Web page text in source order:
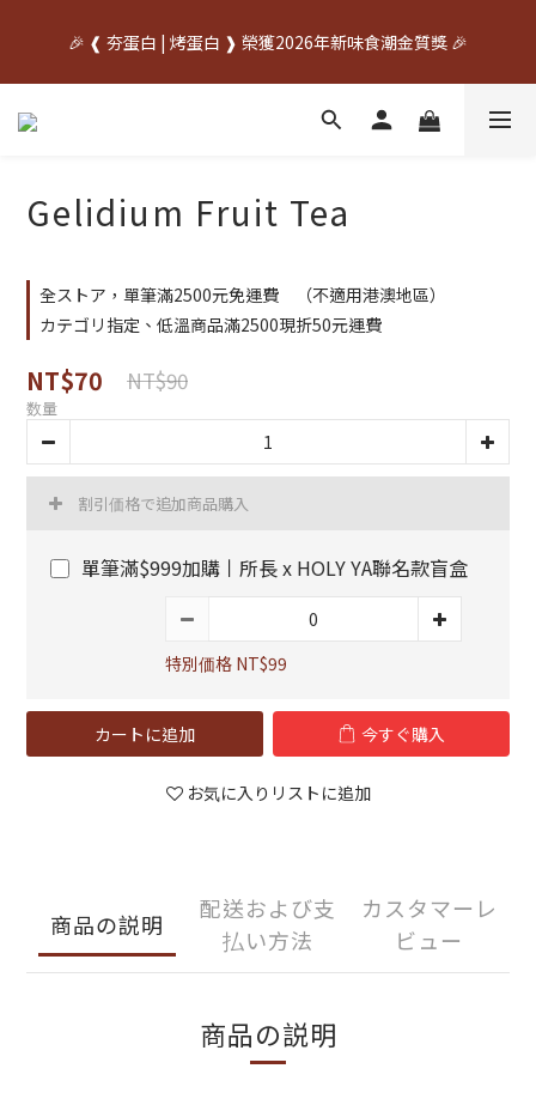
07/20~08/31🥚
🎉 ❰ 夯蛋白 | 烤蛋白 ❱ 榮獲2026年新味食潮金質獎 🎉
中秋先訂✦送禮不慌    🌙中秋早鳥優惠開跑🌙     🥚優惠期間
Gelidium Fruit Tea
全ストア，單筆滿2500元免運費 （不適用港澳地區）
カテゴリ指定、低溫商品滿2500現折50元運費
NT$70 NT$90
数量
割引価格で追加商品購入
單筆滿$999加購丨所長 x HOLY YA聯名款盲盒
特別価格 NT$99
カートに追加 今すぐ購入
お気に入りリストに追加
商品の説明
配送および支
払い方法
カスタマーレ
ビュー
商品の説明